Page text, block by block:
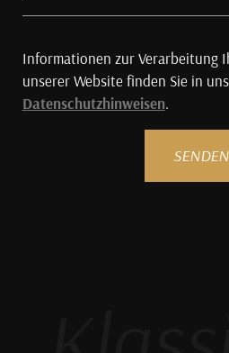
Informationen zur Verarbeitung
unserer Website finden Sie in
Datenschutzhinweisen.
SENDEN